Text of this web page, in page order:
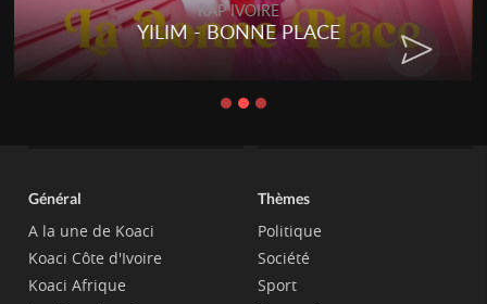
RAP IVOIRE
YILIM - BONNE PLACE
Général
A la une de Koaci
Koaci Côte d'Ivoire
Koaci Afrique
Thèmes
Politique
Société
Sport